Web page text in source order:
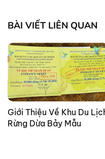
BÀI VIẾT LIÊN QUAN
Giới Thiệu Về Khu Du
Rừng Dừa Bảy Mẫu